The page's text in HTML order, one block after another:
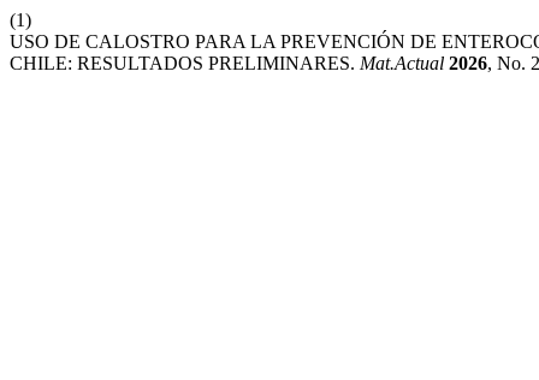
(1)
USO DE CALOSTRO PARA LA PREVENCIÓN DE
CHILE: RESULTADOS PRELIMINARES. Mat.Actual 2026, No.